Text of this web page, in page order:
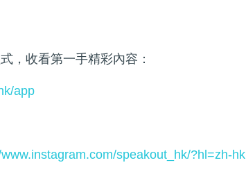
，收看第一手精彩內容：
app
speakout_hk/?hl=zh-hk